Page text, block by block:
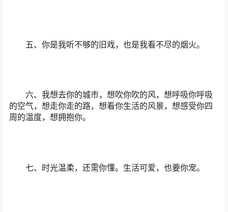
五、你是我听不够的旧戏，也是我看不尽的烟火。
六、我想去你的城市，想吹你吹的风，想呼吸你呼吸
的空气，想走你走的路，想看你生活的风景，想感受你四
周的温度，想拥抱你。
七、时光温柔，还需你懂。生活可爱，也要你宠。